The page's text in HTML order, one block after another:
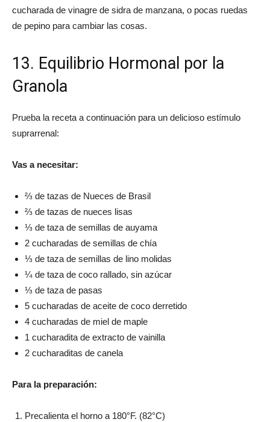
cucharada de vinagre de sidra de manzana, o pocas ruedas
de pepino para cambiar las cosas.
13. Equilibrio Hormonal por la
Granola
Prueba la receta a continuación para un delicioso estímulo
suprarrenal:
Vas a necesitar:
⅔ de tazas de Nueces de Brasil
⅔ de tazas de nueces lisas
⅓ de taza de semillas de auyama
2 cucharadas de semillas de chía
⅓ de taza de semillas de lino molidas
¼ de taza de coco rallado, sin azúcar
⅓ de taza de pasas
5 cucharadas de aceite de coco derretido
4 cucharadas de miel de maple
1 cucharadita de extracto de vainilla
2 cucharaditas de canela
Para la preparación:
Precalienta el horno a 180°F. (82°C)